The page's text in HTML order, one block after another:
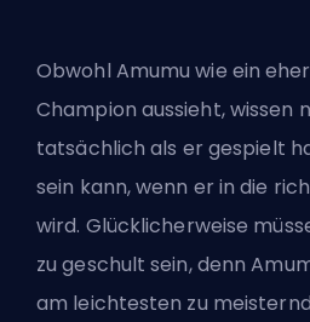
Obwohl Amumu wie ein
Champion aussieht, wissen
tatsächlich als er gespielt
sein kann, wenn er in die
wird. Glücklicherweise
zu geschult sein, denn
am leichtesten zu